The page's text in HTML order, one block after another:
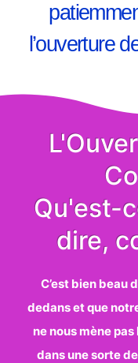
l’ouverture
Qu'est-
dire,
C’est bien beau
dedans et que
ne nous mène
dans une sorte